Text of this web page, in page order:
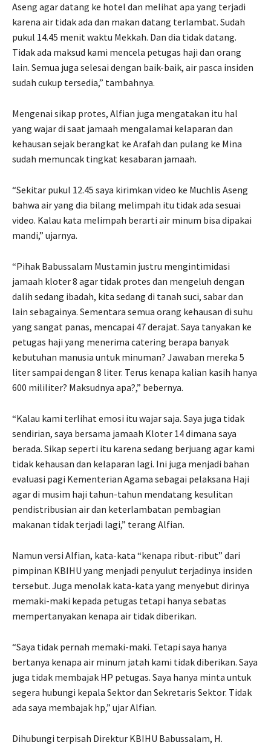
Aseng agar datang ke hotel dan melihat apa yang terjadi
karena air tidak ada dan makan datang terlambat. Sudah
pukul 14.45 menit waktu Mekkah. Dan dia tidak datang.
Tidak ada maksud kami mencela petugas haji dan orang
lain. Semua juga selesai dengan baik-baik, air pasca insiden
sudah cukup tersedia,” tambahnya.
Mengenai sikap protes, Alfian juga mengatakan itu hal
yang wajar di saat jamaah mengalamai kelaparan dan
kehausan sejak berangkat ke Arafah dan pulang ke Mina
sudah memuncak tingkat kesabaran jamaah.
“Sekitar pukul 12.45 saya kirimkan video ke Muchlis Aseng
bahwa air yang dia bilang melimpah itu tidak ada sesuai
video. Kalau kata melimpah berarti air minum bisa dipakai
mandi,” ujarnya.
“Pihak Babussalam Mustamin justru mengintimidasi
jamaah kloter 8 agar tidak protes dan mengeluh dengan
dalih sedang ibadah, kita sedang di tanah suci, sabar dan
lain sebagainya. Sementara semua orang kehausan di suhu
yang sangat panas, mencapai 47 derajat. Saya tanyakan ke
petugas haji yang menerima catering berapa banyak
kebutuhan manusia untuk minuman? Jawaban mereka 5
liter sampai dengan 8 liter. Terus kenapa kalian kasih hanya
600 mililiter? Maksudnya apa?,” bebernya.
“Kalau kami terlihat emosi itu wajar saja. Saya juga tidak
sendirian, saya bersama jamaah Kloter 14 dimana saya
berada. Sikap seperti itu karena sedang berjuang agar kami
tidak kehausan dan kelaparan lagi. Ini juga menjadi bahan
evaluasi pagi Kementerian Agama sebagai pelaksana Haji
agar di musim haji tahun-tahun mendatang kesulitan
pendistribusian air dan keterlambatan pembagian
makanan tidak terjadi lagi,” terang Alfian.
Namun versi Alfian, kata-kata “kenapa ribut-ribut” dari
pimpinan KBIHU yang menjadi penyulut terjadinya insiden
tersebut. Juga menolak kata-kata yang menyebut dirinya
memaki-maki kepada petugas tetapi hanya sebatas
mempertanyakan kenapa air tidak diberikan.
“Saya tidak pernah memaki-maki. Tetapi saya hanya
bertanya kenapa air minum jatah kami tidak diberikan. Saya
juga tidak membajak HP petugas. Saya hanya minta untuk
segera hubungi kepala Sektor dan Sekretaris Sektor. Tidak
ada saya membajak hp,” ujar Alfian.
Dihubungi terpisah Direktur KBIHU Babussalam, H.